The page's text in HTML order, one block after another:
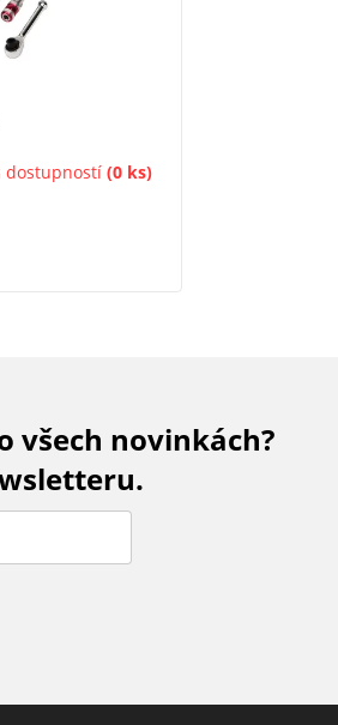
dostupností(0 ks)
všech novinkách?